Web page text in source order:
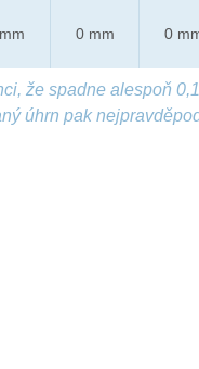
0 mm 0
že spadne alespoň
úhrn pak